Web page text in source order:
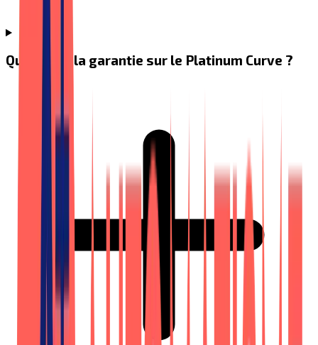
Quelle est la garantie sur le Platinum Curve ?